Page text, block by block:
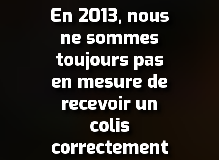
En 2013, nous
ne sommes
toujours pas
en mesure de
recevoir un
colis
correctement